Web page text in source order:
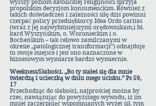
wyższy poziom katolickiej religijności sprzyja
propolskim decyzjom konsumenckim. Również z
takich doświadczeń i zależności siłę dziś powinni
czerpać polscy przedsiębiorcy. Idea Ordo caritas
(wraz z jej najwybitniejszymi orędownikam,i bł.
kard Wyszyńskim, o. Woronieckim i o.
Bocheńskim – tak celowo zamilczanymi w
okresie „patologicznej transformacji”) odnajduje
tu swoje miejsce i jest ono naznaczone w
biznesowym wymiarze bardzo wymiernie.
Weekness/Słabości. „Bo ty stałeś się dla mnie
twierdzą i ucieczką w dniu mego ucisku.” Ps 59,
17
Przechodząc do słabości, najprościej można by
rzec, nawiązując do powyższego wywodu, iż im
mniej zaczerpnięć wspomnianych wyżej sił, tym